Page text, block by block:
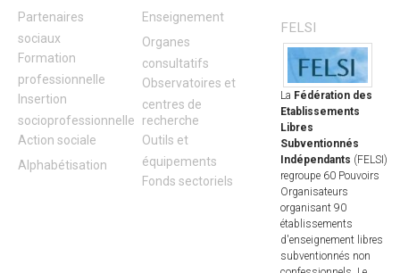
Partenaires
sociaux
Formation
professionnelle
Insertion
socioprofessionnelle
Action sociale
Alphabétisation
Enseignement
Organes
consultatifs
Observatoires et
centres de
recherche
Outils et
équipements
Fonds sectoriels
FELSI
La Fédération des
Etablissements
Libres
Subventionnés
Indépendants (FELSI)
regroupe 60 Pouvoirs
Organisateurs
organisant 90
établissements
d'enseignement libres
subventionnés non